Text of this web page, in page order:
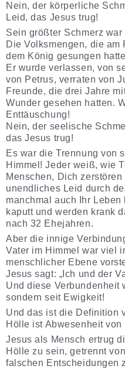
Nein, der körperliche
Leid, das Jesus trug!
Sein größter Schmerz
Die Volksmengen, die
dem König gesungen
Er wurde verlassen, von
von Petrus, verraten von
Freunde, die drei Jahre
Wunder gesehen hatten.
Enttäuschung!
Nein, der seelische
das Jesus trug!
Es war die Trennung von
Himmel! Jeder weiß, wie
Menschen, Dich
unendliches Leid durch
manchmal auch Ihr
kaputt und werden krank
nach 32 Ehejahren.
Aber die innige
Vater im Himmel war viel
menschlicher Ebene
Jesus sagt: „Ich und der
Und diese Verbundenheit
sondern seit Ewigkeit!
Und das ist die Definition
Hölle ist Abwesenheit von
Jesus als Mensch ertrug
Hölle zu sein, getrennt
falschen Entscheidungen